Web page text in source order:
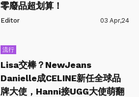
零廢品超划算！
Editor 03 Apr,24
流行
Lisa交棒？NewJeans
Danielle成CELINE新任全球品
牌大使，Hanni接UGG大使萌翻